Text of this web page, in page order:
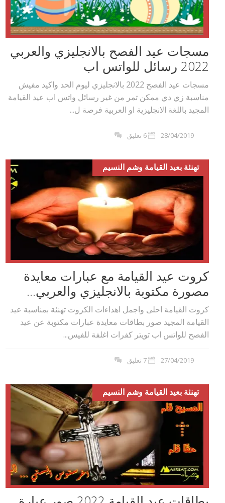
مسجات عيد الفصح بالانجليزي والعربي
2022 رسائل للواتس اب
مسجات عيد الفصح 2022 بالانجليزي ليوم الحد واكيد مفيش
مناسبة زي دي ممكن تمر من غير رسائل واتس اب عيد القيامة
المجيد باللغة الانجليزية او العربية فرصة ل...
28/04/2019 6 تعليق
تهنئة بعيد القيامة وشم النسيم
كروت عيد القيامة مع عبارات معايدة
مصورة مكتوبة بالانجليزي والعربي...
كروت القيامة احلى واجمل اهداءات الكروت تهنئة بمناسبة عيد
القيامة المجيد صور بطاقات معايدة عبارات مكتوبة عن عيد
الفصح للواتس اب تويتر كفرات اغلفة للفيس...
27/04/2019 7 تعليق
تهنئة بعيد القيامة وشم النسيم